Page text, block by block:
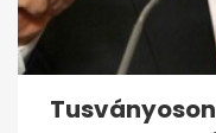
halála